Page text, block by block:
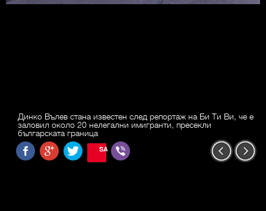
Динко Вълев стана известен след репортаж на Би Ти Ви, че е
заловил около 20 нелегални имигранти, пресекли
българската граница
SAVE